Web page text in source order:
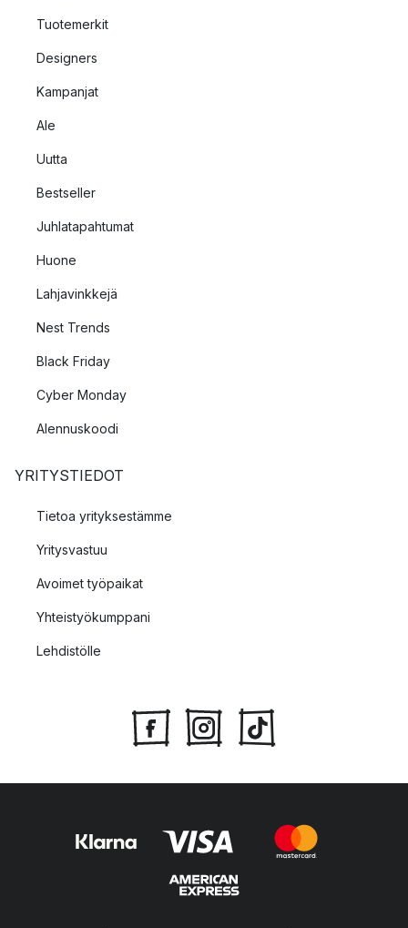
Tuotemerkit
Designers
Kampanjat
Ale
Uutta
Bestseller
Juhlatapahtumat
Huone
Lahjavinkkejä
Nest Trends
Black Friday
Cyber Monday
Alennuskoodi
YRITYSTIEDOT
Tietoa yrityksestämme
Yritysvastuu
Avoimet työpaikat
Yhteistyökumppani
Lehdistölle